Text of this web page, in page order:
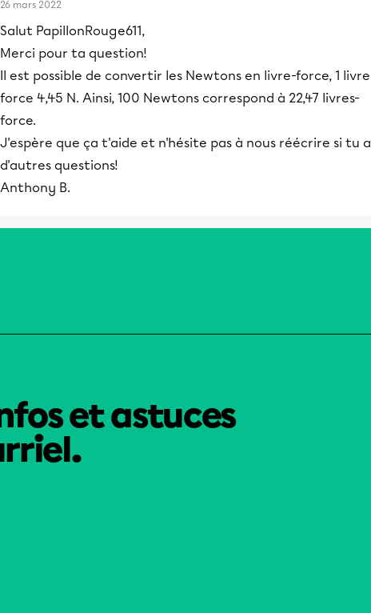
26 mars 2022
Salut PapillonRouge611,
Merci pour ta question!
Il est possible de convertir les Newtons en livre-force, 1
force 4,45 N. Ainsi, 100 Newtons correspond à 22,47 livres-
force.
J'espère que ça t'aide et n'hésite pas à nous réécrire si tu
d'autres questions!
Anthony B.
et astuces